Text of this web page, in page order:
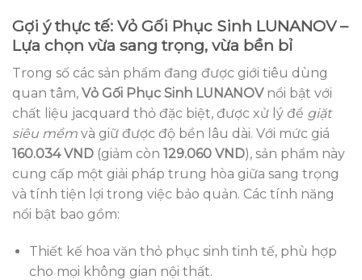
Gợi ý thực tế: Vỏ Gối Phục Sinh LUNANOV –
Lựa chọn vừa sang trọng, vừa bền bỉ
Trong số các sản phẩm đang được giới tiêu dùng
quan tâm, Vỏ Gối Phục Sinh LUNANOVnổi bật với
chất liệu jacquard thỏ đặc biệt, được xử lý để giặt
siêu mềm và giữ được độ bền lâu dài. Với mức giá
160.034 VND (giảm còn 129.060 VND), sản phẩm này
cung cấp một giải pháp trung hòa giữa sang trọng
và tính tiện lợi trong việc bảo quản. Các tính năng
nổi bật bao gồm:
Thiết kế hoa văn thỏ phục sinh tinh tế, phù hợp
cho mọi không gian nội thất.